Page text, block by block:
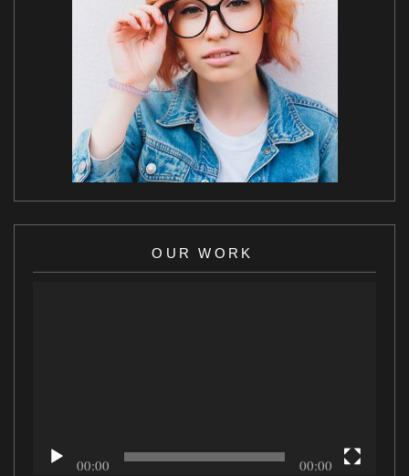
OUR WORK
00:00 00:00